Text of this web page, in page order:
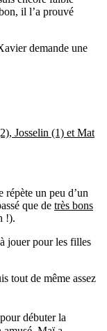
il l’a prouvé
demande une
Josselin (1) et Mat
répète un peu d’un
que de très bons
!).
jouer pour les filles
tout de même assez
débuter la